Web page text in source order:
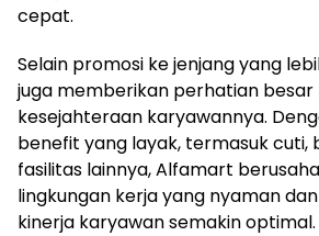
cepat.
Selain promosi ke jenjang yang
juga memberikan perhatian besar
kesejahteraan karyawannya.
benefit yang layak, termasuk cuti,
fasilitas lainnya, Alfamart
lingkungan kerja yang nyaman
kinerja karyawan semakin optimal.